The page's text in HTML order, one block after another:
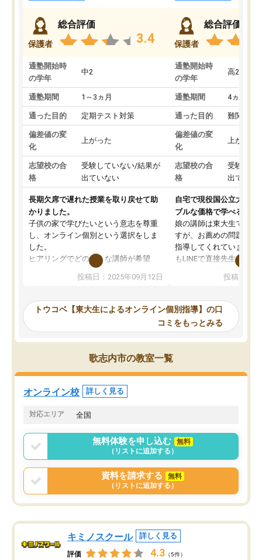
保護者
総合評価
3.4
通塾開始時
の学年
中2
通塾期間 1～3ヵ月
通った目的 定期テスト対策
偏差値の変
化
上がった
志望校の合
格
受験していない/結果が
出ていない
長期欠席で遅れた授業を取り戻せて助
かりました。
子供の家で学びたいという意志を尊重
し、オンライン個別という選択をしま
した。
ヒアリングでどのような講師が希望
か、オプションは付帯するかなど選ぶ
事が出来ました。
ーティングを行い、その講師で良いか
見てから講師を決定する事ができま
す。
うちの子は、初回面談の講師の方で決
オンラインツールを使用した単語帳の
共有があり宿題もそちらで出される形
でした。
言う事で講師変更の申し出があり、あ
まりに短期での変更だった為、塾に通
う事にして退会しました。遅れも取り
戻せ、授業内容や講師の方は良かった
と思います。
投稿日：2025年09月12日
保護者
総合評価
通塾開始時
の学年
高2
通塾期間 4ヵ月～1
通った目的 難関私立
偏差値の変
化
上がった
志望校の合
格
受験して
出ていな
自宅で現役国公立大学生
ブルな価格で学べる
娘の講師は東大生では無
すが、お薦めの問題集や
指導してくれています。
もLINEで直接先生に質問
めれるので、個人に合
いなのがあり(有料)、受
ことをどんなスケジュー
くか相談したのですが、
ち期待したものではなく
くなってきたようなので
投稿日：
トウコベ【東大生によるオンライン個別指導】の口
コミをもっとみる
歌志内市の教室一覧
オンライン校 詳しく見る
対応エリア 全国
無料体験を申し込む
無料
（リストに追加する）
資料を請求する
無料
（リストに追加する）
キミノスクール 詳しく見る
評価 4.3 （5件）